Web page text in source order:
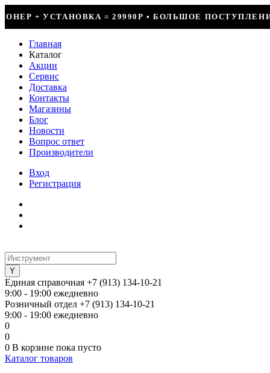
• БОЛЬШОЕ ПОСТУПЛЕНИЕ ФРЕОНА • СКИДКИ
Главная
Каталог
Акции
Сервис
Доставка
Контакты
Магазины
Блог
Новости
Вопрос ответ
Производители
Вход
Регистрация
Единая справочная +7 (913) 134-10-21
9:00 - 19:00 ежедневно
Розничный отдел +7 (913) 134-10-21
9:00 - 19:00 ежедневно
0
0
0 В корзине пока пусто
Каталог товаров